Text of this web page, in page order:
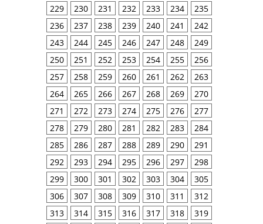
229
230 231 232 233 234
235
236
237 238 239 240 241
242
243
244 245 246 247 248
249
250
251 252 253 254 255
256
257
258 259 260 261 262
263
264
265 266 267 268 269
270
271
272 273 274 275 276
277
278
279 280 281 282 283
284
285
286 287 288 289 290
291
292
293 294 295 296 297
298
299
300 301 302 303 304
305
306
307 308 309 310 311
312
313
314 315 316 317 318
319